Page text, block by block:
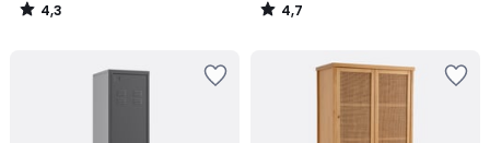
4,3
/
4,7
/